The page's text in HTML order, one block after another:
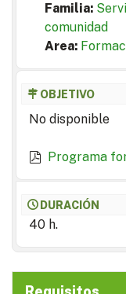
Familia:
comunidad
Area:
OBJETIVO
No disponible
Programa
DURACIÓN
40 h.